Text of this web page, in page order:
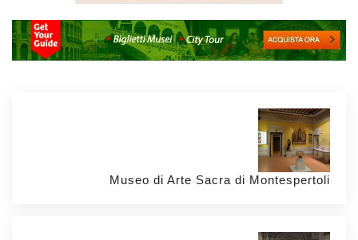
Museo di Arte Sacra di Montespertoli